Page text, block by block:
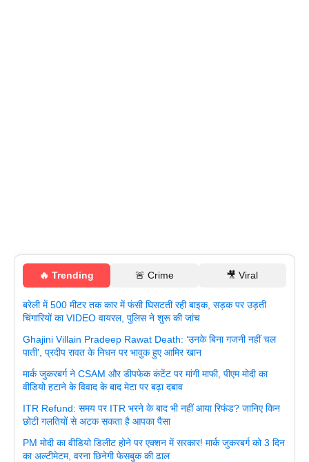
🔥 Trending 🚨 Crime 🎥 Viral
बरेली में 500 मीटर तक कार में फंसी घिसटती रही बाइक, सड़क पर उड़ती
चिंगारियों का VIDEO वायरल, पुलिस ने शुरू की जांच
Ghajini Villain Pradeep Rawat Death: ‘उनके बिना गजनी नहीं चल
पाती’, प्रदीप रावत के निधन पर भावुक हुए आमिर खान
मार्क जुकरबर्ग ने CSAM और डीपफेक कंटेंट पर मांगी माफी, पीएम मोदी का
वीडियो हटाने के विवाद के बाद मेटा पर बढ़ा दबाव
ITR Refund: समय पर ITR भरने के बाद भी नहीं आया रिफंड? जानिए किन
छोटी गलतियों से अटक सकता है आपका पैसा
PM मोदी का वीडियो डिलीट होने पर एक्शन में सरकार! मार्क जुकरबर्ग को 3 दिन
का अल्टीमेटम, वरना छिनेगी फेसबुक की ढाल